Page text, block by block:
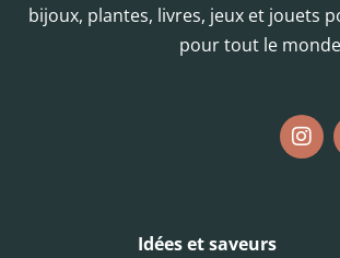
bijoux, plantes, livres, jeux et jouets
pour tout le
Idées et saveurs